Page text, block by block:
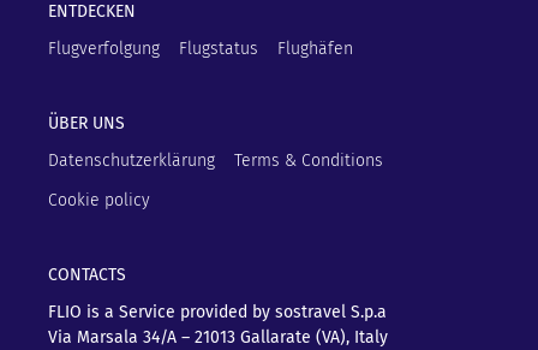
ENTDECKEN
Flugverfolgung
Flugstatus Flughäfen
ÜBER UNS
Datenschutzerklärung
Terms & Conditions
Cookie policy
CONTACTS
FLIO is a Service provided by sostravel S.p.a
Via Marsala 34/A – 21013 Gallarate (VA), Italy